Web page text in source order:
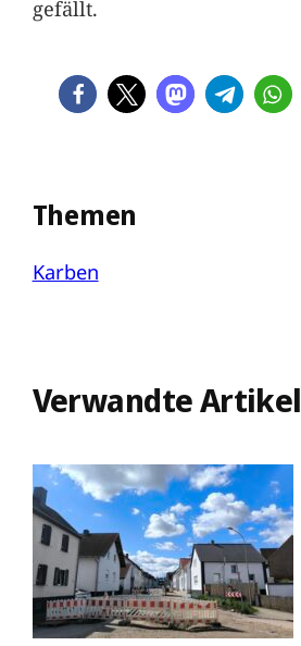
gefällt.
Themen
Karben
Verwandte Artikel